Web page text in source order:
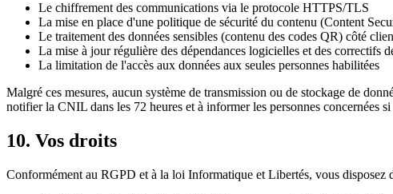
Le chiffrement des communications via le protocole HTTPS/TLS
La mise en place d'une politique de sécurité du contenu (Content
Le traitement des données sensibles (contenu des codes QR) côté
La mise à jour régulière des dépendances logicielles et des correctifs
La limitation de l'accès aux données aux seules personnes habilitées
Malgré ces mesures, aucun système de transmission ou de stockage de
notifier la CNIL dans les 72 heures et à informer les personnes concernées
10. Vos droits
Conformément au RGPD et à la loi Informatique et Libertés, vous disposez